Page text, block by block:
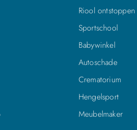
Riool ontstoppen
Sportschool
Babywinkel
Autoschade
Crematorium
Hengelsport
Meubelmaker